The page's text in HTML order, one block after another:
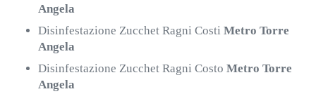
Angela
Disinfestazione Zucchet Ragni CostiMetro Torre
Angela
Disinfestazione Zucchet Ragni CostoMetro Torre
Angela